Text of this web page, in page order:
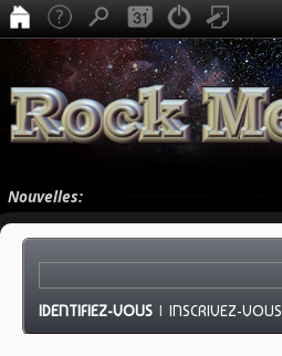
Nouvelles:
IDENTIFIEZ-VOUS |INSCRIVEZ-VOUS